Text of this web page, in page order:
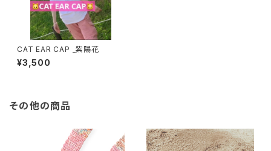
CAT EAR CAP _紫陽花
¥3,500
その他の商品